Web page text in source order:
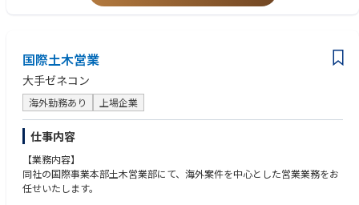
国際土木営業
大手ゼネコン
海外勤務あり 上場企業
仕事内容
【業務内容】
同社の国際事業本部土木営業部にて、海外案件を中心とした営業業務をお
任せいたします。